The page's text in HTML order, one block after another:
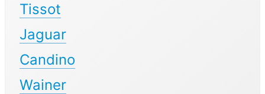
Tissot
Jaguar
Candino
Wainer